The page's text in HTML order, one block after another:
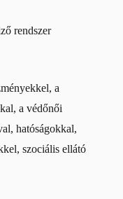
rendszer
a
a védőnői
hatóságokkal,
szociális ellátó